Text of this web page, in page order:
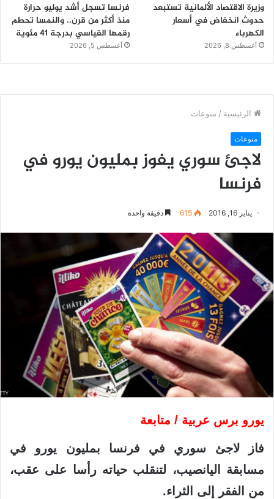
وزيرة الاقتصاد الألمانية تستبعد
حدوث انخفاض في أسعار
الكهرباء
أغسطس 8, 2026
فرنسا تسجل أشد يوليو حرارة
منذ أكثر من قرن.. والنمسا تحطم
رقمها القياسي بدرجة 41 مئوية
أغسطس 5, 2026